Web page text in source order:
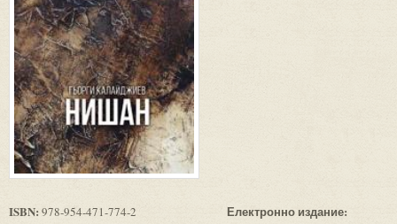
ISBN: 978-954-471-774-2 Електронно издание: